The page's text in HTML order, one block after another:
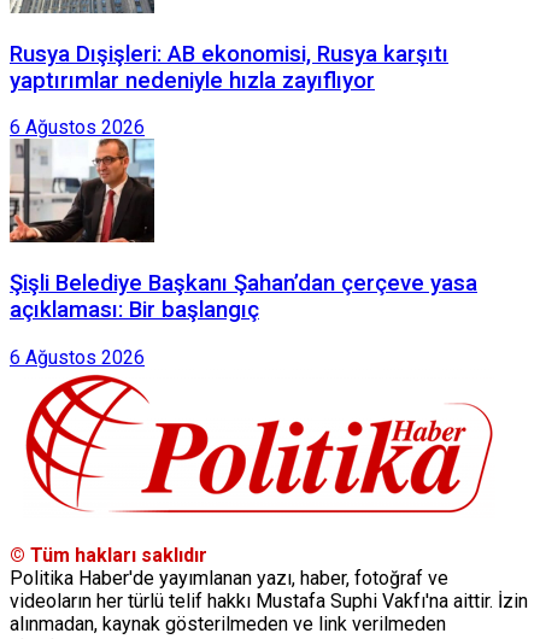
Rusya Dışişleri: AB ekonomisi, Rusya karşıtı
yaptırımlar nedeniyle hızla zayıflıyor
6 Ağustos 2026
Şişli Belediye Başkanı Şahan’dan çerçeve yasa
açıklaması: Bir başlangıç
6 Ağustos 2026
© Tüm hakları saklıdır
Politika Haber'de yayımlanan yazı, haber, fotoğraf ve
videoların her türlü telif hakkı Mustafa Suphi Vakfı'na aittir. İzin
alınmadan, kaynak gösterilmeden ve link verilmeden